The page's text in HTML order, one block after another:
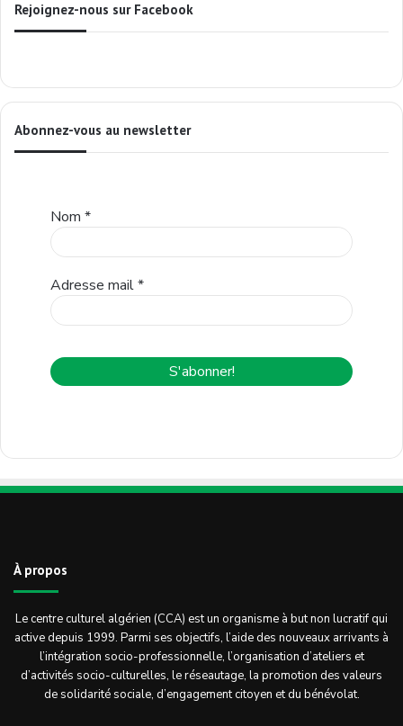
Rejoignez-nous sur Facebook
Abonnez-vous au newsletter
Nom *
Adresse mail*
À propos
Le centre culturel algérien (CCA) est un organisme à but non lucratif qui
active depuis 1999. Parmi ses objectifs, l’aide des nouveaux arrivants à
l’intégration socio-professionnelle, l’organisation d’ateliers et
d’activités socio-culturelles, le réseautage, la promotion des valeurs
de solidarité sociale, d’engagement citoyen et du bénévolat.